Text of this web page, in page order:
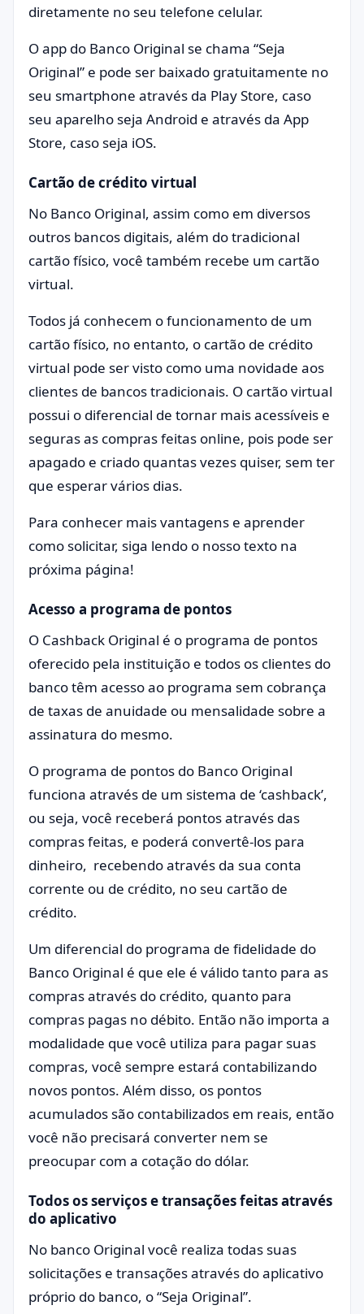
diretamente no seu telefone celular.
O app do Banco Original se chama “Seja
Original” e pode ser baixado gratuitamente no
seu smartphone através da Play Store, caso
seu aparelho seja Android e através da App
Store, caso seja iOS.
Cartão de crédito virtual
No Banco Original, assim como em diversos
outros bancos digitais, além do tradicional
cartão físico, você também recebe um cartão
virtual.
Todos já conhecem o funcionamento de um
cartão físico, no entanto, o cartão de crédito
virtual pode ser visto como uma novidade aos
clientes de bancos tradicionais. O cartão virtual
possui o diferencial de tornar mais acessíveis e
seguras as compras feitas online, pois pode ser
apagado e criado quantas vezes quiser, sem ter
que esperar vários dias.
Para conhecer mais vantagens e aprender
como solicitar, siga lendo o nosso texto na
próxima página!
Acesso a programa de pontos
O Cashback Original é o programa de pontos
oferecido pela instituição e todos os clientes do
banco têm acesso ao programa sem cobrança
de taxas de anuidade ou mensalidade sobre a
assinatura do mesmo.
O programa de pontos do Banco Original
funciona através de um sistema de ‘cashback’,
ou seja, você receberá pontos através das
compras feitas, e poderá convertê-los para
dinheiro, recebendo através da sua conta
corrente ou de crédito, no seu cartão de
crédito.
Um diferencial do programa de fidelidade do
Banco Original é que ele é válido tanto para as
compras através do crédito, quanto para
compras pagas no débito. Então não importa a
modalidade que você utiliza para pagar suas
compras, você sempre estará contabilizando
novos pontos. Além disso, os pontos
acumulados são contabilizados em reais, então
você não precisará converter nem se
preocupar com a cotação do dólar.
Todos os serviços e transações feitas através
do aplicativo
No banco Original você realiza todas suas
solicitações e transações através do aplicativo
próprio do banco, o “Seja Original”.